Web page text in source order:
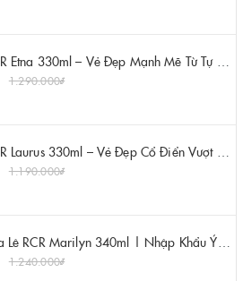
Bộ 06 Ly RCR Etna 330ml – Vẻ Đẹp Mạnh Mẽ Từ Tự Nhiên Và Nghệ Thuật Pha Lê Ý
1.290.000₫
Bộ 06 Ly RCR Laurus 330ml – Vẻ Đẹp Cổ Điển Vượt Thời Gian Trên Bàn Tiệc
1.190.000₫
Bộ 06 Ly Pha Lê RCR Marilyn 340ml | Nhập Khẩu Ý Chính Hãng
1.240.000₫